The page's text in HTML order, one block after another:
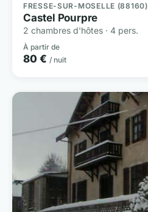
FRESSE-SUR-MOSELLE (88160)
Castel Pourpre
2 chambres d'hôtes · 4 pers.
À partir de
80 € / nuit